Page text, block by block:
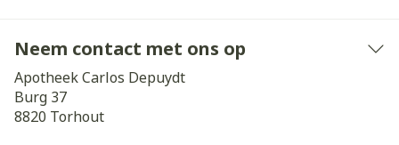
Neem contact met ons op
Apotheek Carlos Depuydt
Burg 37
8820 Torhout